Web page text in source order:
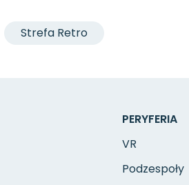
Strefa Retro
PERYFERIA
VR
Podzespoły